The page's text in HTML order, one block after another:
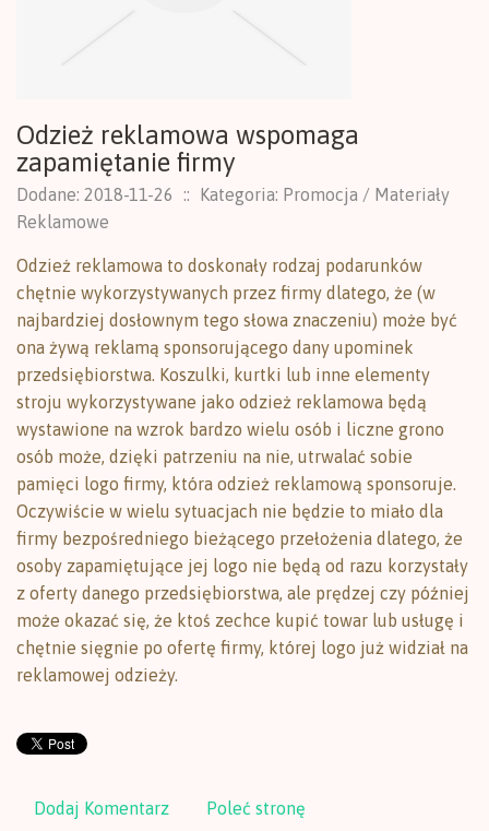
Odzież reklamowa wspomaga
zapamiętanie firmy
Dodane: 2018-11-26 ::
Kategoria: Promocja / Materiały
Reklamowe
Odzież reklamowa to doskonały rodzaj podarunków
chętnie wykorzystywanych przez firmy dlatego, że (w
najbardziej dosłownym tego słowa znaczeniu) może być
ona żywą reklamą sponsorującego dany upominek
przedsiębiorstwa. Koszulki, kurtki lub inne elementy
stroju wykorzystywane jako odzież reklamowa będą
wystawione na wzrok bardzo wielu osób i liczne grono
osób może, dzięki patrzeniu na nie, utrwalać sobie
pamięci logo firmy, która odzież reklamową sponsoruje.
Oczywiście w wielu sytuacjach nie będzie to miało dla
firmy bezpośredniego bieżącego przełożenia dlatego, że
osoby zapamiętujące jej logo nie będą od razu korzystały
z oferty danego przedsiębiorstwa, ale prędzej czy później
może okazać się, że ktoś zechce kupić towar lub usługę i
chętnie sięgnie po ofertę firmy, której logo już widział na
reklamowej odzieży.
Dodaj Komentarz Poleć stronę